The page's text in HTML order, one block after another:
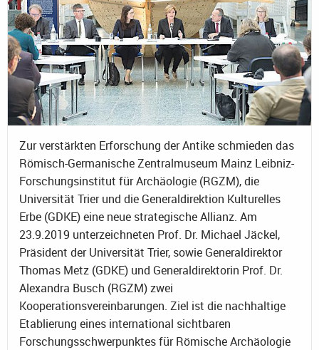
Zur verstärkten Erforschung der Antike schmieden das
Römisch-Germanische Zentralmuseum Mainz Leibniz-
Forschungsinstitut für Archäologie (RGZM), die
Universität Trier und die Generaldirektion Kulturelles
Erbe (GDKE) eine neue strategische Allianz. Am
23.9.2019 unterzeichneten Prof. Dr. Michael Jäckel,
Präsident der Universität Trier, sowie Generaldirektor
Thomas Metz (GDKE) und Generaldirektorin Prof. Dr.
Alexandra Busch (RGZM) zwei
Kooperationsvereinbarungen. Ziel ist die nachhaltige
Etablierung eines international sichtbaren
Forschungsschwerpunktes für Römische Archäologie